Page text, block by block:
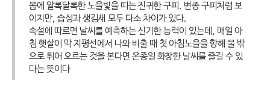
몸에 알록달록한 노을빛을 띠는 진귀한 구피. 변종 구피처럼 보
이지만, 습성과 생김새 모두 다소 차이가 있다.
속설에 따르면 날씨를 예측하는 신기한 능력이 있는데, 매일 아
침 햇살이 막 지평선에서 나와 비출 때 첫 아침노을을 향해 물 밖
으로 튀어 오르는 것을 본다면 온종일 화창한 날씨를 즐길 수 있
다는 뜻이다